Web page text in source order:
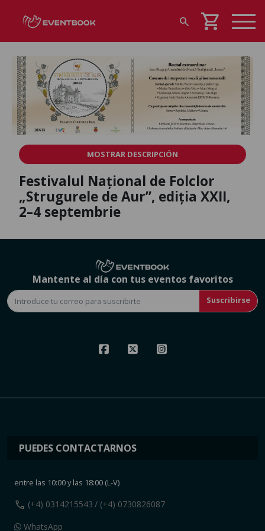
search shopping_cart
MOSTRAR DESCRIPCIÓN
Festivalul Național de Folclor
„Strugurele de Aur”, ediția XXII,
2–4 septembrie
Mantente al día con tus eventos favoritos
Suscribirse
PUEDES CONTACTARNOS
entre las 10:00 y las 18:00 (L-V)
call (+4) 0314215543 / (+4) 0730826087
WhatsApp